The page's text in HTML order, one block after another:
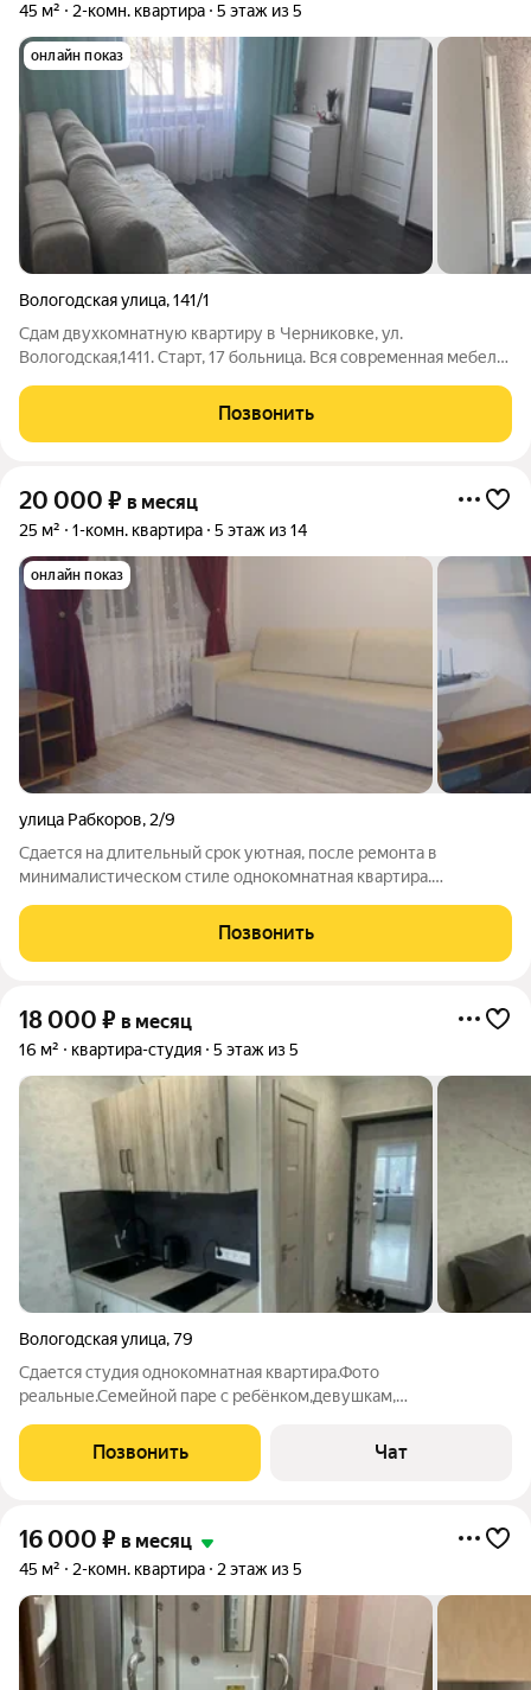
45 м² 2-комн. квартира 5 этаж из 5
онлайн показ
Вологодская улица,141/1
Сдам двухкомнатную квартиру в Черниковке, ул.
Вологодская,1411. Старт, 17 больница. Вся современная мебель
интернет и телевидение. Рядом есть все необходимое для
комфортной жизни: школа, садик,
Позвонить
20 000 ₽ в месяц
25 м² 1-комн. квартира 5 этаж из 14
онлайн показ
улица Рабкоров, 2/9
Сдается на длительный срок уютная, после ремонта в
минималистическом стиле однокомнатная квартира.
кафель. Имеется большая застекленная лоджия. Из мебели:
новый кухонный гарнитур, шкаф, стол,
Позвонить
18 000 ₽ в месяц
16 м² квартира-студия 5 этаж из 5
Вологодская улица,79
Сдается студия однокомнатная квартира.Фото
реальные.Семейной паре с ребёнком,девушкам,
Позвонить Чат
16 000 ₽ в месяц
45 м² 2-комн. квартира 2 этаж из 5